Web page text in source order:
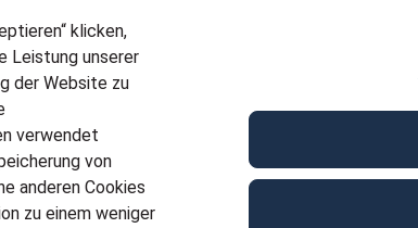
klicken,
Leistung unserer
der Website zu
verwendet
von
anderen Cookies
zu einem weniger